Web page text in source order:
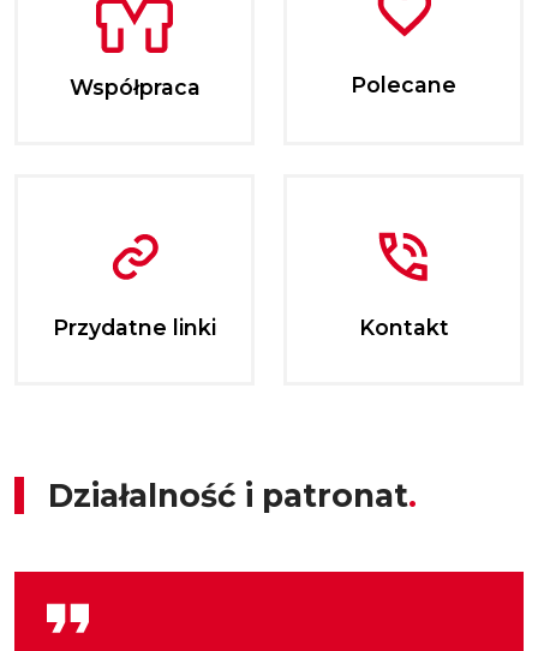
Współpraca Polecane
Przydatne linki Kontakt
Działalność i patronat